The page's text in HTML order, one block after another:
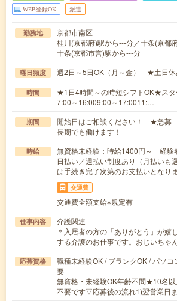
WEB登録OK 派遣
勤務地
京都市南区
桂川(京都府)駅から---分／十条(京都
十条(京都市営)駅から---分
曜日頻度 週2日～5日OK（月～金） ★土日休
時間
★1日4時間～の時短シフトOK★スタ
7:00～16:009:00～17:0011:…
期間
開始日はご相談ください！ ★急募
長期でも働けます！
時給
無資格未経験：時給1400円～ 経
日払い／週払い制度あり（月払いも
は手続き完了次第のお支払いとなりま
交通費
交通費全額支給※規定有
仕事内容
介護関連
＊入居者の方の「ありがとう」が嬉
する介護のお仕事です。おじいちゃ
応募資格
職種未経験OK / ブランクOK / パソ
要
無資格・未経験OK年齢不問★10名
不要です▽応募後の流れ1)翌営業日